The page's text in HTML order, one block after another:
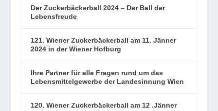
Der Zuckerbäckerball 2024 – Der Ball der
Lebensfreude
121. Wiener Zuckerbäckerball am 11. Jänner
2024 in der Wiener Hofburg
Ihre Partner für alle Fragen rund um das
Lebensmittelgewerbe der Landesinnung Wien
120. Wiener Zuckerbäckerball am 12 .Jänner